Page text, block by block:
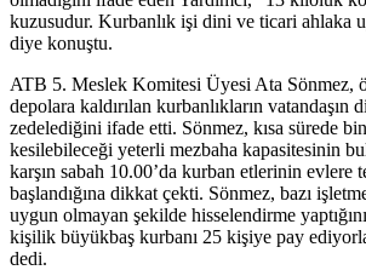
kuzusudur. Kurbanlık işi dini ve ticari ahlaka
diye konuştu.
ATB 5. Meslek Komitesi Üyesi Ata Sönmez,
depolara kaldırılan kurbanlıkların vatandaşın
zedelediğini ifade etti. Sönmez, kısa sürede
kesilebileceği yeterli mezbaha kapasitesinin
karşın sabah 10.00’da kurban etlerinin evlere
başlandığına dikkat çekti. Sönmez, bazı
uygun olmayan şekilde hisselendirme
kişilik büyükbaş kurbanı 25 kişiye pay
dedi.